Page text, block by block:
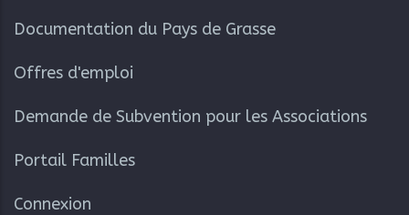
Documentation du Pays de Grasse
Offres d'emploi
Demande de Subvention pour les Associations
Portail Familles
Connexion